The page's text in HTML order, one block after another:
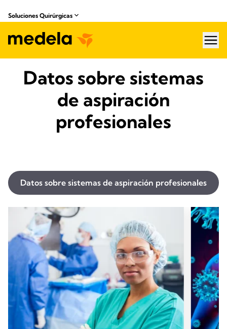
Soluciones Quirúrgicas
Datos sobre sistemas
de aspiración
profesionales
Datos sobre sistemas de aspiración profesionales